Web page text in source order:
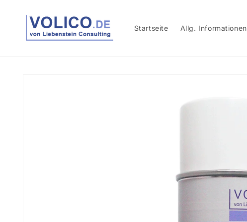
Inhalt
Startseite Allg. Informationen